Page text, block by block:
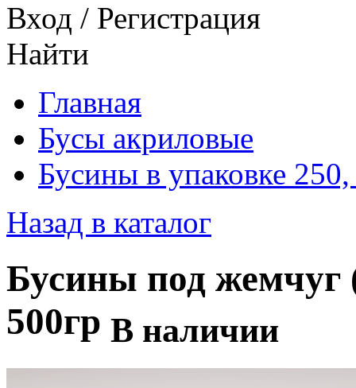
Вход / Регистрация
Найти
Главная
Бусы акриловые
Бусины в упаковке
Назад в каталог
Бусины под жемчуг
500гр В наличии